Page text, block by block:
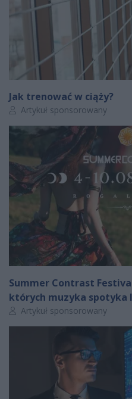
Jak trenować w ciąży?
Autor artykułu:
Artykuł sponsorowany
Summer Contrast
których muzyka spotyka
Autor artykułu:
Artykuł sponsorowany